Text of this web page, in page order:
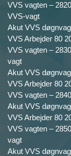
VVS vagten –
VVS-vagt
Akut VVS
VVS Arbejder 80
VVS vagten –
vagt
Akut VVS
VVS Arbejder 80
VVS vagten –
Akut VVS
VVS Arbejder 80
VVS vagten –
vagt
Akut VVS